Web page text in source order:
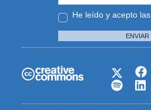
He leído y acepto las
ENVIAR